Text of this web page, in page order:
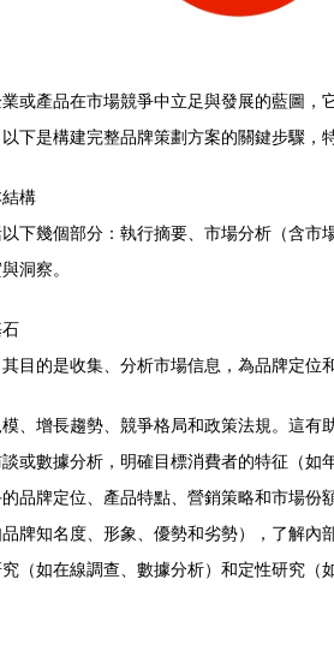
或產品在市場競爭中立足與發展的藍圖
下是構建完整品牌策劃方案的關鍵步驟，
構
下幾個部分：執行摘要、市場分析（含
洞察。
目的是收集、分析市場信息，為品牌定位
、增長趨勢、競爭格局和政策法規。這有
談或數據分析，明確目標消費者的特征（
品牌定位、產品特點、營銷策略和市場份
牌知名度、形象、優勢和劣勢），了解內
（如在線調查、數據分析）和定性研究（